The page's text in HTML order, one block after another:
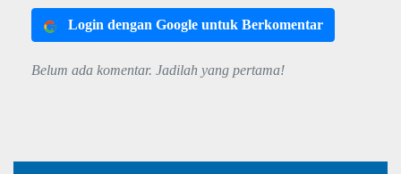
Login dengan Google untuk Berkomentar
Belum ada komentar. Jadilah yang pertama!